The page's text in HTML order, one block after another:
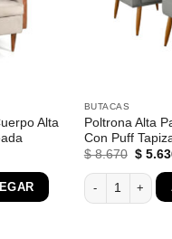
Alta
Alta Con Patas Capitoneada
BUTACAS
Poltrona Alta
Con Puff
$8.670 El
original
era:
$
$
Poltrona Alta